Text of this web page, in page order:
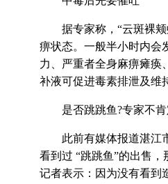
据专家称，“云斑裸颊
痹状态。一般半小时内会
力、严重者全身麻痹瘫痪
补液可促进毒素排泄及维
是否跳跳鱼?专家不肯
此前有媒体报道湛江市
看到过 “跳跳鱼”的出售
记者表示：因为没有看到